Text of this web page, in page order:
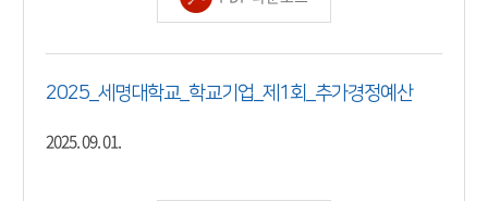
2025_세명대학교_학교기업_제1회_추가경정예산
2025. 09. 01.